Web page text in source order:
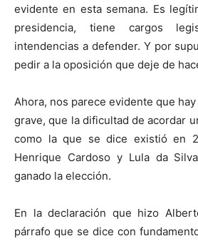
evidente en esta semana. Es
presidencia, tiene cargos
intendencias a defender. Y por
pedir a la oposición que deje de
Ahora, nos parece evidente que
grave, que la dificultad de acordar
como la que se dice existió en
Henrique Cardoso y Lula da
ganado la elección.
En la declaración que hizo
párrafo que se dice con